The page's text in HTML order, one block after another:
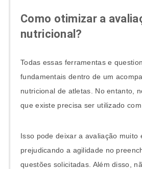
Como otimizar a
nutricional?
Todas essas ferramentas e
fundamentais dentro de um
nutricional de atletas. No entanto,
que existe precisa ser utilizado
Isso pode deixar a avaliação muito
prejudicando a agilidade no
questões solicitadas. Além disso,